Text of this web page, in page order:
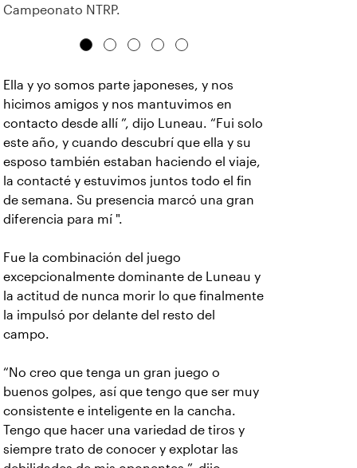
Campeonato NTRP.
Ella y yo somos parte japoneses, y nos
hicimos amigos y nos mantuvimos en
contacto desde allí ”, dijo Luneau. “Fui solo
este año, y cuando descubrí que ella y su
esposo también estaban haciendo el viaje,
la contacté y estuvimos juntos todo el fin
de semana. Su presencia marcó una gran
diferencia para mí ".
Fue la combinación del juego
excepcionalmente dominante de Luneau y
la actitud de nunca morir lo que finalmente
la impulsó por delante del resto del
campo.
“No creo que tenga un gran juego o
buenos golpes, así que tengo que ser muy
consistente e inteligente en la cancha.
Tengo que hacer una variedad de tiros y
siempre trato de conocer y explotar las